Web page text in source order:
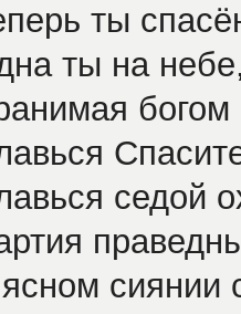
ты
ты на
богом
седой
сиянии